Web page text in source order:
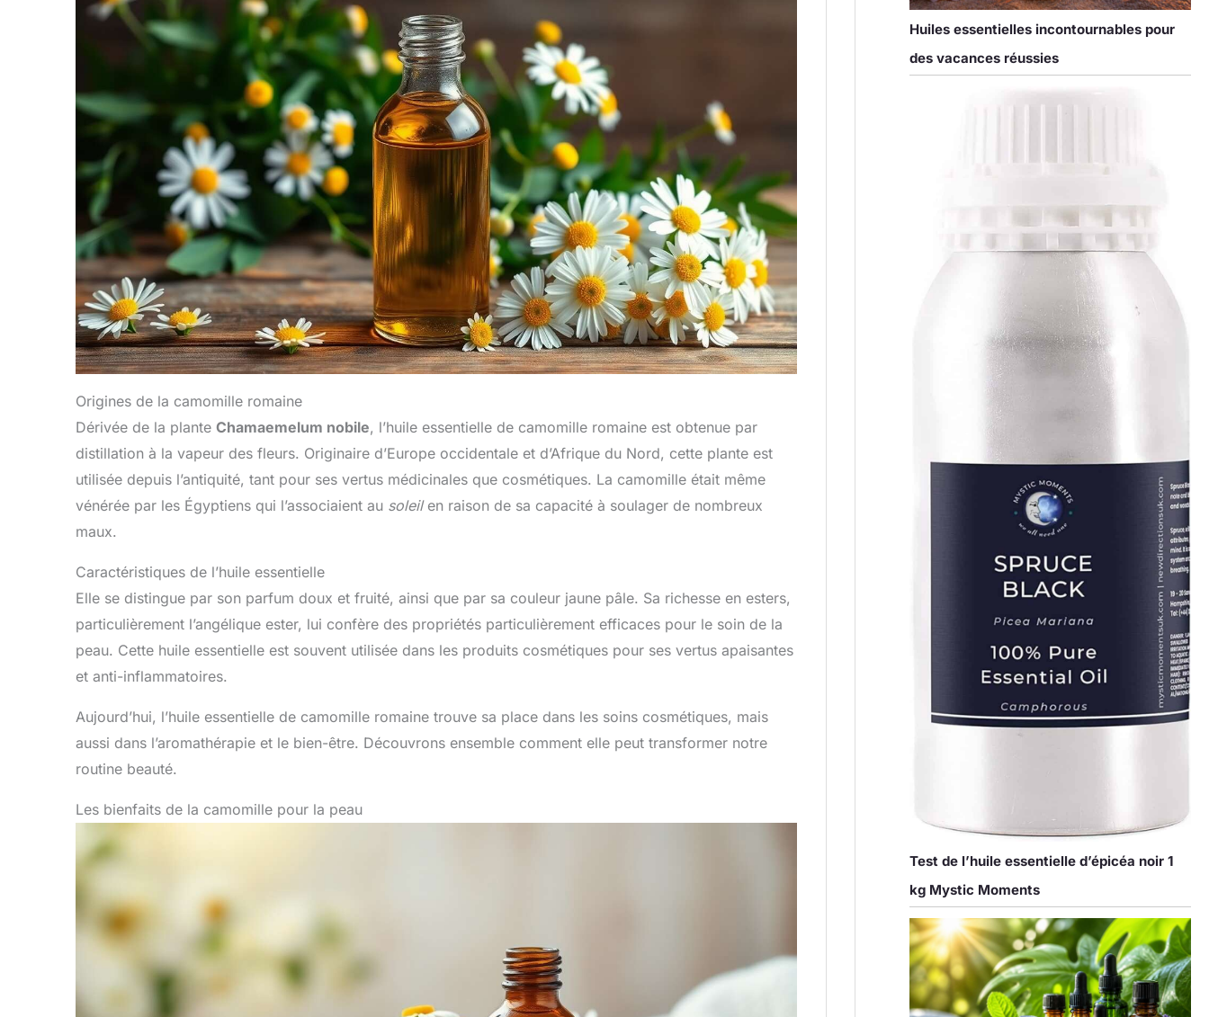
Origines de la camomille romaine
Dérivée de la plante Chamaemelum nobile, l’huile essentielle de camomille romaine est obtenue par
distillation à la vapeur des fleurs. Originaire d’Europe occidentale et d’Afrique du Nord, cette plante est
utilisée depuis l’antiquité, tant pour ses vertus médicinales que cosmétiques. La camomille était même
vénérée par les Égyptiens qui l’associaient au soleilen raison de sa capacité à soulager de nombreux
maux.
Caractéristiques de l’huile essentielle
Elle se distingue par son parfum doux et fruité, ainsi que par sa couleur jaune pâle. Sa richesse en esters,
particulièrement l’angélique ester, lui confère des propriétés particulièrement efficaces pour le soin de la
peau. Cette huile essentielle est souvent utilisée dans les produits cosmétiques pour ses vertus apaisantes
et anti-inflammatoires.
Aujourd’hui, l’huile essentielle de camomille romaine trouve sa place dans les soins cosmétiques, mais
aussi dans l’aromathérapie et le bien-être. Découvrons ensemble comment elle peut transformer notre
routine beauté.
Les bienfaits de la camomille pour la peau
Huiles essentielles incontournables pour
des vacances réussies
Test de l’huile essentielle d’épicéa noir 1
kg Mystic Moments